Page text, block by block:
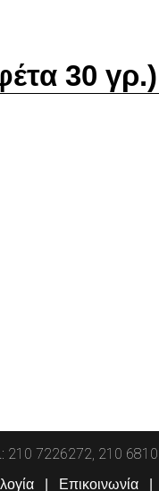
30 γρ.)
210 7226272, 210
Επικοινωνία